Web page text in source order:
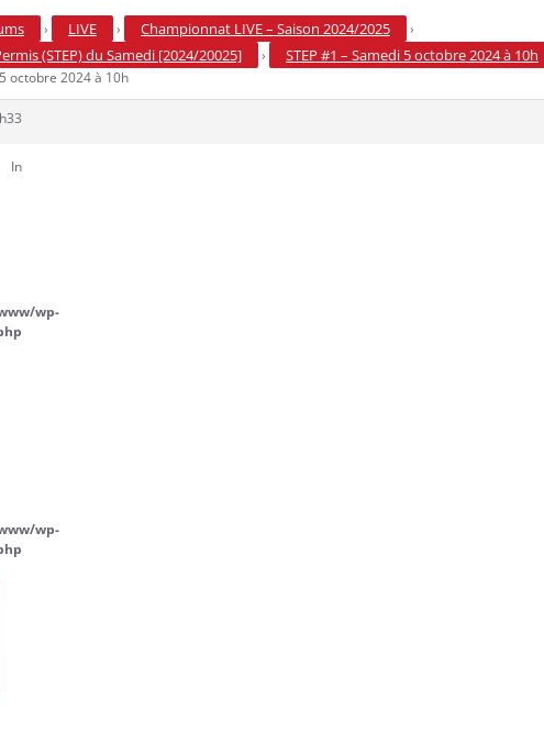
› LIVE › Championnat LIVE – Saison 2024/2025 ›
(STEP) du Samedi [2024/20025] › STEP #1 – Samedi 5 octobre 2024 à 10h
octobre 2024 à 10h
wp-
wp-
In